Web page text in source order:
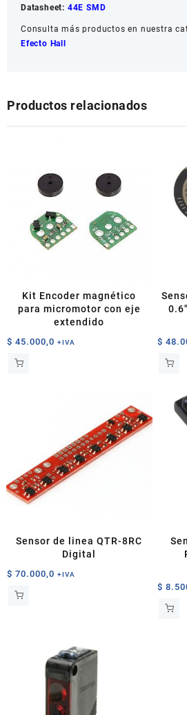
Datasheet: 44E SMD
Consulta más productos en nuestra
Efecto Hall
Productos relacionados
Kit Encoder magnético
para micromotor con eje
extendido
$ 45.000,0 +IVA $
Sensor de linea QTR-8RC
Digital
$ 70.000,0 +IVA
$